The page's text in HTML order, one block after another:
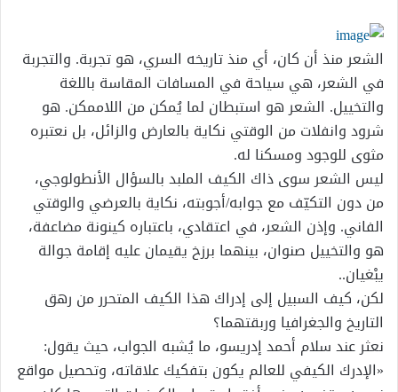
الشعر منذ أن كان، أي منذ تاريخه السري، هو تجربة. والتجربة
في الشعر، هي سياحة في المسافات المقاسة باللغة
والتخييل. الشعر هو استبطان لما يُمكن من اللاممكن. هو
شرود وانفلات من الوقتي نكاية بالعارض والزائل، بل نعتبره
مثوى للوجود ومسكنا له.
ليس الشعر سوى ذاك الكيف الملبد بالسؤال الأنطولوجي،
من دون التكيّف مع جوابه/أجوبته، نكاية بالعرضي والوقتي
الفاني. وإذن الشعر، في اعتقادي، باعتباره كينونة مضاعفة،
هو والتخييل صنوان، بينهما برزخ يقيمان عليه إقامة جوالة
يبْغيان..
لكن، كيف السبيل إلى إدراك هذا الكيف المتحرر من رهق
التاريخ والجغرافيا وربقتهما؟
نعثر عند سلام أحمد إدريسو، ما يُشبه الجواب، حيث يقول:
«الإدرك الكيفي للعالم يكون بتفكيك علاقاته، وتحصيل مواقع